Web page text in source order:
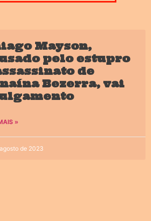
Mayson,
pelo estupro
de
Bezerra, vai
»
de 2023